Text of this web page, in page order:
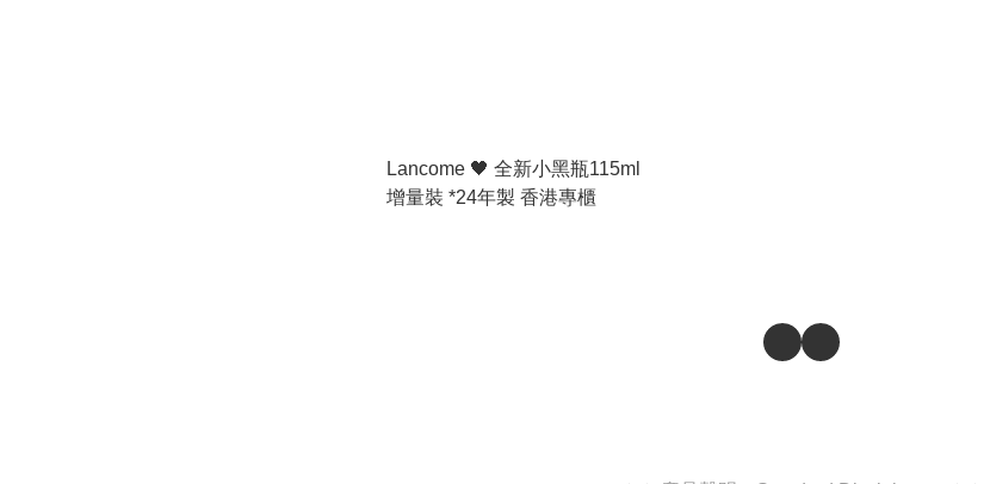
Lancome 🖤 全新小黑瓶115ml
增量裝 *24年製 香港專櫃